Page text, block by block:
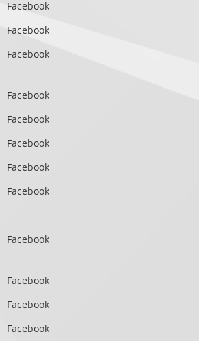
Facebook
Facebook
Facebook
Facebook
Facebook
Facebook
Facebook
Facebook
Facebook
Facebook
Facebook
Facebook